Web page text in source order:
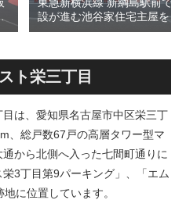
東急新横浜線 新綱島駅前で建
設が進む池谷家住宅主屋を活
用した「新綱島MICCA」！！
による新たな駅前拠点が2026
年秋誕生へ！！
ト栄三丁目
は、愛知県名古屋市中区栄三丁
、総戸数67戸の高層タワー型マ
から北側へ入った七間町通りに
3丁目第9パーキング」、「エム
に位置しています。